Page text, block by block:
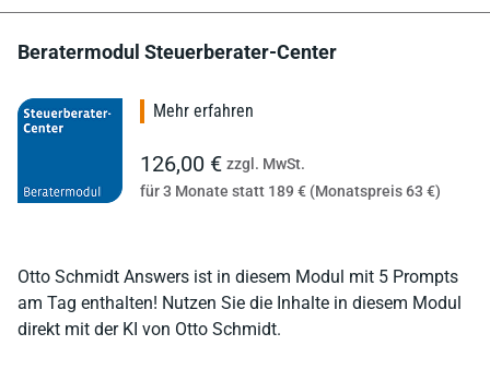
Beratermodul Steuerberater-Center
Otto Schmidt Answers ist in diesem Modul mit 5 Prompts
am Tag enthalten! Nutzen Sie die Inhalte in diesem Modul
direkt mit der KI von Otto Schmidt.
Mehr erfahren
126,00 € zzgl. MwSt.
für 3 Monate statt 189 € (Monatspreis 63 €)